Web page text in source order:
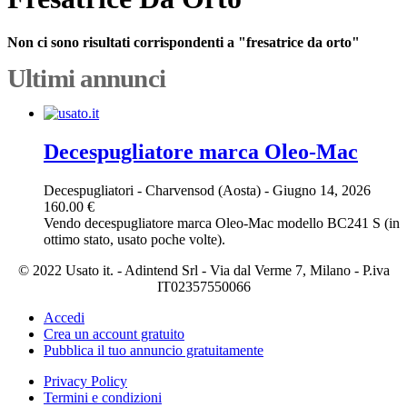
Non ci sono risultati corrispondenti a "fresatrice da orto"
Ultimi annunci
Decespugliatore marca Oleo-Mac
Decespugliatori - Charvensod (Aosta) - Giugno 14, 2026
160.00 €
Vendo decespugliatore marca Oleo-Mac modello BC241 S (in
ottimo stato, usato poche volte).
© 2022 Usato it. - Adintend Srl - Via dal Verme 7, Milano - P.iva
IT02357550066
Accedi
Crea un account gratuito
Pubblica il tuo annuncio gratuitamente
Privacy Policy
Termini e condizioni